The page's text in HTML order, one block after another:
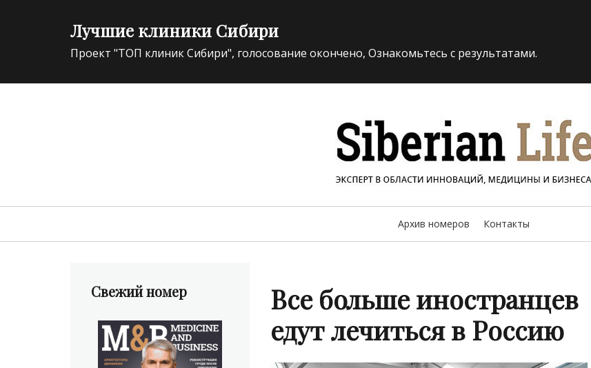
Лучшие клиники Сибири
Проект "ТОП клиник Сибири", голосование окончено, Ознакомьтесь с результатами.
menu
Архив номеров Контакты
Все больше иностранцев
едут лечиться в Россию
Свежий номер